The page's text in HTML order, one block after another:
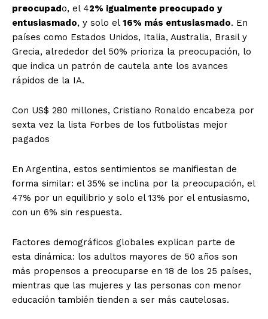
preocupado, el 42% igualmente preocupado y
entusiasmado, y solo el 16% más entusiasmado. En
países como Estados Unidos, Italia, Australia, Brasil y
Grecia, alrededor del 50% prioriza la preocupación, lo
que indica un patrón de cautela ante los avances
rápidos de la IA.
Con US$ 280 millones, Cristiano Ronaldo encabeza por
sexta vez la lista Forbes de los futbolistas mejor
pagados
En Argentina, estos sentimientos se manifiestan de
forma similar: el 35% se inclina por la preocupación, el
47% por un equilibrio y solo el 13% por el entusiasmo,
con un 6% sin respuesta.
Factores demográficos globales explican parte de
esta dinámica: los adultos mayores de 50 años son
más propensos a preocuparse en 18 de los 25 países,
mientras que las mujeres y las personas con menor
educación también tienden a ser más cautelosas.